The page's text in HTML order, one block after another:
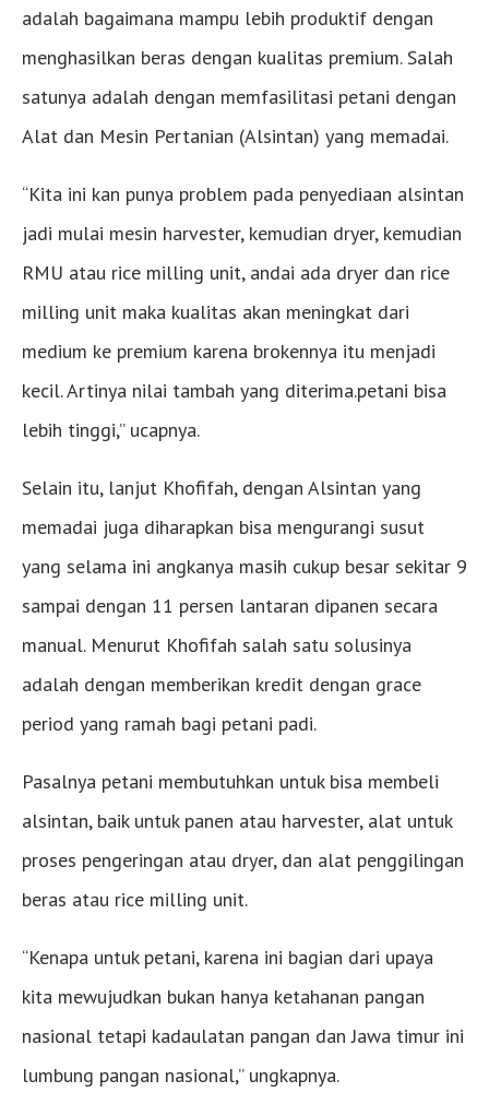
adalah bagaimana mampu lebih produktif dengan
menghasilkan beras dengan kualitas premium. Salah
satunya adalah dengan memfasilitasi petani dengan
Alat dan Mesin Pertanian (Alsintan) yang memadai.
“Kita ini kan punya problem pada penyediaan alsintan
jadi mulai mesin harvester, kemudian dryer, kemudian
RMU atau rice milling unit, andai ada dryer dan rice
milling unit maka kualitas akan meningkat dari
medium ke premium karena brokennya itu menjadi
kecil. Artinya nilai tambah yang diterima.petani bisa
lebih tinggi,” ucapnya.
Selain itu, lanjut Khofifah, dengan Alsintan yang
memadai juga diharapkan bisa mengurangi susut
yang selama ini angkanya masih cukup besar sekitar 9
sampai dengan 11 persen lantaran dipanen secara
manual. Menurut Khofifah salah satu solusinya
adalah dengan memberikan kredit dengan grace
period yang ramah bagi petani padi.
Pasalnya petani membutuhkan untuk bisa membeli
alsintan, baik untuk panen atau harvester, alat untuk
proses pengeringan atau dryer, dan alat penggilingan
beras atau rice milling unit.
“Kenapa untuk petani, karena ini bagian dari upaya
kita mewujudkan bukan hanya ketahanan pangan
nasional tetapi kadaulatan pangan dan Jawa timur ini
lumbung pangan nasional,” ungkapnya.